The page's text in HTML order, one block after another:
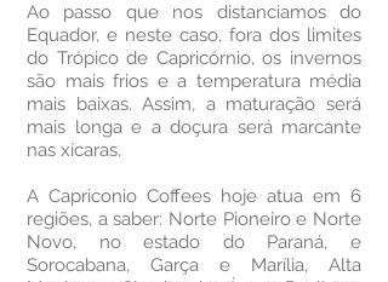
Ao passo que nos distanciamos do
Equador, e neste caso, fora dos limites
do Trópico de Capricórnio, os invernos
são mais frios e a temperatura média
mais baixas. Assim, a maturação será
mais longa e a doçura será marcante
nas xícaras.
A Capriconio Coffees hoje atua em 6
regiões, a saber: Norte Pioneiro e Norte
Novo, no estado do Paraná, e
Sorocabana, Garça e Marília, Alta